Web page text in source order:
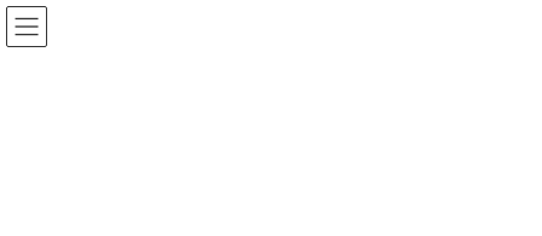
コ
ン
ナ
ビ